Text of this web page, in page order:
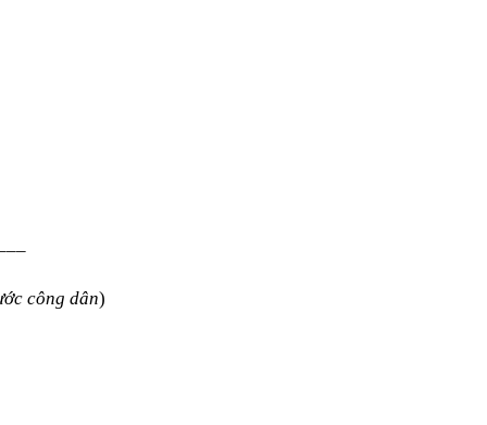
công dân)